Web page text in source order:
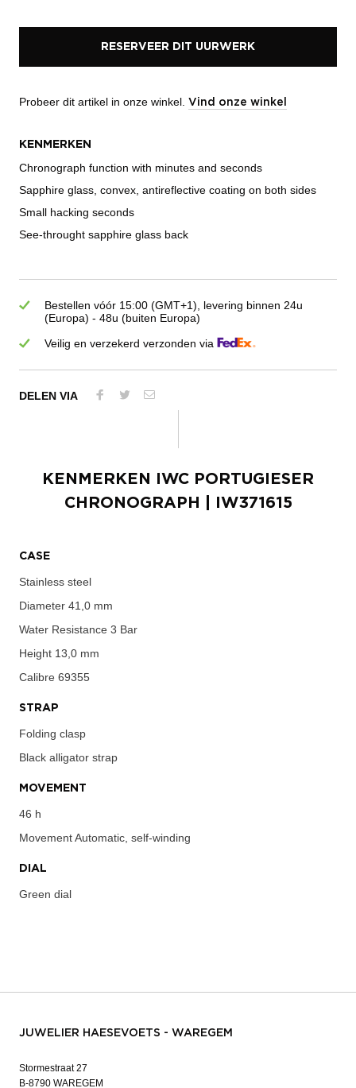
RESERVEER DIT UURWERK
Probeer dit artikel in onze winkel. Vind onze winkel
KENMERKEN
Chronograph function with minutes and seconds
Sapphire glass, convex, antireflective coating on both sides
Small hacking seconds
See-throught sapphire glass back
Bestellen vóór 15:00 (GMT+1), levering binnen 24u
(Europa) - 48u (buiten Europa)
Veilig en verzekerd verzonden via
DELEN VIA
KENMERKEN
IWC PORTUGIESER
CHRONOGRAPH
| IW371615
CASE
Stainless steel
Diameter 41,0 mm
Water Resistance 3 Bar
Height 13,0 mm
Calibre 69355
STRAP
Folding clasp
Black alligator strap
MOVEMENT
46 h
MovementAutomatic, self-winding
DIAL
Green dial
JUWELIER HAESEVOETS - WAREGEM
Stormestraat 27
B-8790 WAREGEM